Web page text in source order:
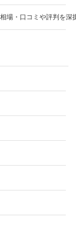
場・口コミや評判を深